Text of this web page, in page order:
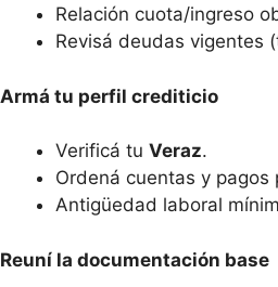
Relación cuota/ingreso
Revisá deudas vigentes
Armá tu perfil crediticio
Verificá tu Veraz.
Ordená cuentas y pagos
Antigüedad laboral
Reuní la documentación base